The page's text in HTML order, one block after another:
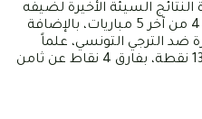
السيئة الأخيرة لضيفه
مؤخراً، حيث تعادلت الشبيبة في 4 من آخر 5 مباريات، بالإضافة
ضد الترجي التونسي، علماً
وأنها تحتل المركز التاسع برصيد 13 نقطة، بفارق 4 نقاط عن ثامن